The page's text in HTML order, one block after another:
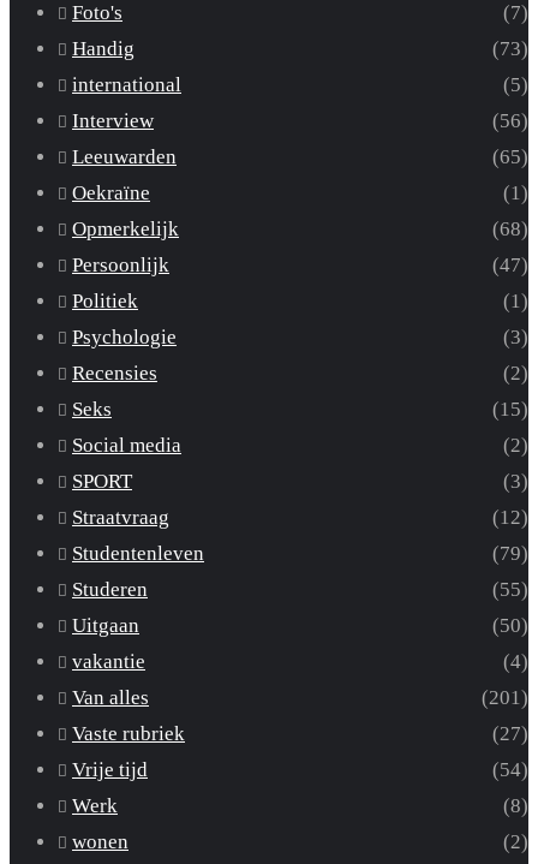
Foto's
(7)
Handig
(73)
international
(5)
Interview
(56)
Leeuwarden
(65)
Oekraïne
(1)
Opmerkelijk
(68)
Persoonlijk
(47)
Politiek
(1)
Psychologie
(3)
Recensies
(2)
Seks
(15)
Social media
(2)
SPORT
(3)
Straatvraag
(12)
Studentenleven
(79)
Studeren
(55)
Uitgaan
(50)
vakantie
(4)
Van alles
(201)
Vaste rubriek
(27)
Vrije tijd
(54)
Werk
(8)
wonen
(2)